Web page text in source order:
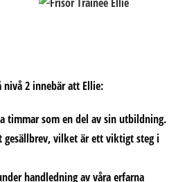
2 innebär att Ellie:
timmar som en del av sin utbildning.
gesällbrev, vilket är ett viktigt steg i
handledning av våra erfarna